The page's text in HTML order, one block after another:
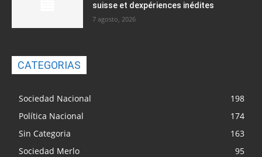
suisse et dexpériences inédites
7 agosto, 2026
CATEGORIAS
Sociedad Nacional
198
Política Nacional
174
Sin Categoria
163
Sociedad Merlo
95